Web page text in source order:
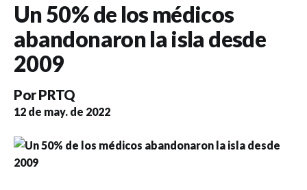
Un 50% de los médicos
abandonaron la isla desde
2009
PorPRTQ
12 de may. de 2022